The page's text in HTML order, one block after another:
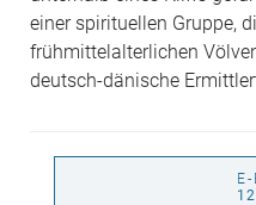
einer spirituellen Gruppe,
frühmittelalterlichen
deutsch-dänische
E-